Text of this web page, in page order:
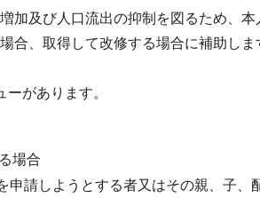
加及び人口流出の抑制を図るため、本
合、取得して改修する場合に補助しま
があります。
場合
申請しようとする者又はその親、子、